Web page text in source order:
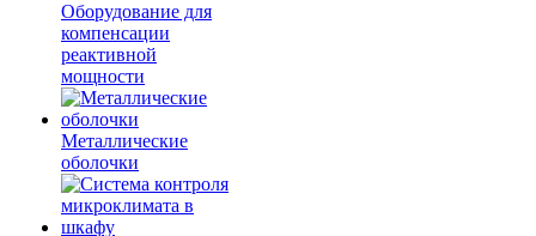
Оборудование для
компенсации
реактивной
мощности
Металлические
оболочки